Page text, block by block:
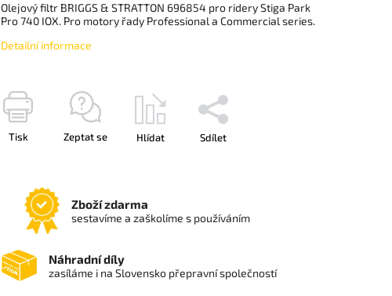
Olejový filtr BRIGGS & STRATTON 696854 pro ridery Stiga Park
Pro 740 IOX. Pro motory řady Professional a Commercial series.
Detailní informace
Tisk Zeptat se Hlídat Sdílet
Zboží zdarma
sestavíme a zaškolíme s používáním
Náhradní díly
zasíláme i na Slovensko přepravní společností